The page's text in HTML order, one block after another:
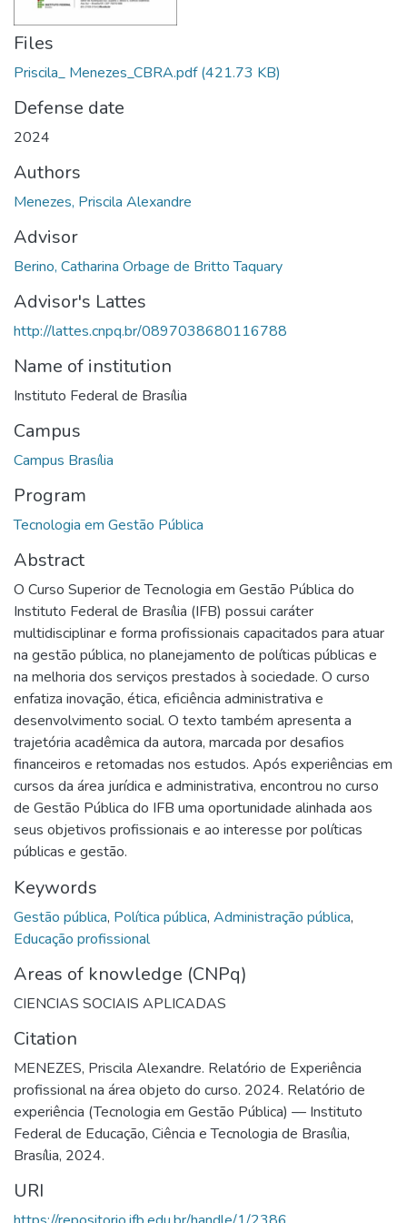
Files
Priscila_ Menezes_CBRA.pdf(421.73 KB)
Defense date
2024
Authors
Menezes, Priscila Alexandre
Advisor
Berino, Catharina Orbage de Britto Taquary
Advisor's Lattes
http://lattes.cnpq.br/0897038680116788
Name of institution
Instituto Federal de Brasília
Campus
Campus Brasília
Program
Tecnologia em Gestão Pública
Abstract
O Curso Superior de Tecnologia em Gestão Pública do
Instituto Federal de Brasília (IFB) possui caráter
multidisciplinar e forma profissionais capacitados para atuar
na gestão pública, no planejamento de políticas públicas e
na melhoria dos serviços prestados à sociedade. O curso
enfatiza inovação, ética, eficiência administrativa e
desenvolvimento social. O texto também apresenta a
trajetória acadêmica da autora, marcada por desafios
financeiros e retomadas nos estudos. Após experiências em
cursos da área jurídica e administrativa, encontrou no curso
de Gestão Pública do IFB uma oportunidade alinhada aos
seus objetivos profissionais e ao interesse por políticas
públicas e gestão.
Keywords
Gestão pública, Política pública, Administração pública,
Educação profissional
Areas of knowledge (CNPq)
CIENCIAS SOCIAIS APLICADAS
Citation
MENEZES, Priscila Alexandre. Relatório de Experiência
profissional na área objeto do curso. 2024. Relatório de
experiência (Tecnologia em Gestão Pública) — Instituto
Federal de Educação, Ciência e Tecnologia de Brasília,
Brasília, 2024.
URI